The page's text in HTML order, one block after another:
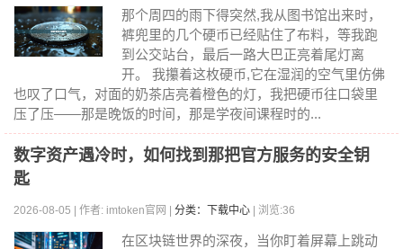
那个周四的雨下得突然,我从图书馆出来时，
裤兜里的几个硬币已经贴住了布料，等我跑
到公交站台，最后一路大巴正亮着尾灯离
开。 我攥着这枚硬币,它在湿润的空气里仿佛
也叹了口气，对面的奶茶店亮着橙色的灯，我把硬币往口袋里
压了压——那是晚饭的时间，那是学夜间课程时的...
数字资产遇冷时，如何找到那把官方服务的安全钥
匙
2026-08-05 | 作者: imtoken官网 | 分类：下载中心 | 浏览:36
在区块链世界的深夜，当你盯着屏幕上跳动